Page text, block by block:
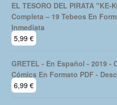
EL TESORO DEL PIRATA
Completa – 19 Tebeos En
Inmediata
5,99 €
GRETEL - En Español - 2019 -
Cómics En Formato PDF -
6,99 €